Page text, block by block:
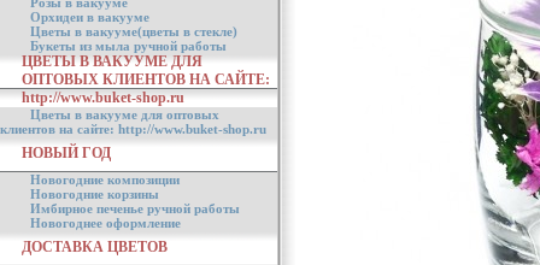
Орхидеи в вакууме
Цветы в вакууме(цветы в стекле)
Букеты из мыла ручной работы
ЦВЕТЫ В ВАКУУМЕ ДЛЯ
ОПТОВЫХ КЛИЕНТОВ НА САЙТЕ:
http://www.buket-shop.ru
Цветы в вакууме для оптовых
клиентов на сайте: http://www.buket-shop.ru
НОВЫЙ ГОД
Новогодние композиции
Новогодние корзины
Имбирное печенье ручной работы
Новогоднее оформление
ДОСТАВКА ЦВЕТОВ